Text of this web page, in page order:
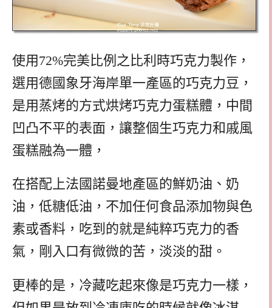
使用72%完美比例之比利時巧克力製作，
選用德國象牙海岸單一產區的巧克力豆，
是用蒸烤的方式烘烤巧克力蛋糕體，中間
凹凸不平的表面，讓整個生巧克力和戚風
蛋糕融為一體，
在搭配上法國諾曼地產區的鮮奶油、奶
油，低糖低油，不加任何食品添加物與色
素或香料，吃到的就是純粹巧克力的香
氣，剛入口有微微的苦，淡淡的甜。
更棒的是，冷藏吃起來像是巧克力一樣，